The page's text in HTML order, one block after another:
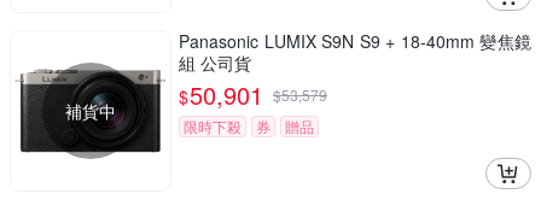
補貨中
Panasonic LUMIX S9N S9 + 18-40mm 變焦鏡
組 公司貨
$50,901 $53,579
限時下殺
券 贈品